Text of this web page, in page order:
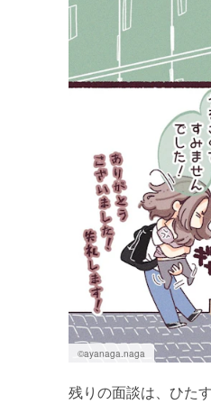
©ayanaga.naga
残りの面談は、ひた